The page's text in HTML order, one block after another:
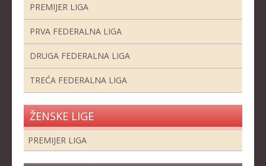
PREMIJER LIGA
PRVA FEDERALNA LIGA
DRUGA FEDERALNA LIGA
TREĆA FEDERALNA LIGA
ŽENSKE LIGE
PREMIJER LIGA